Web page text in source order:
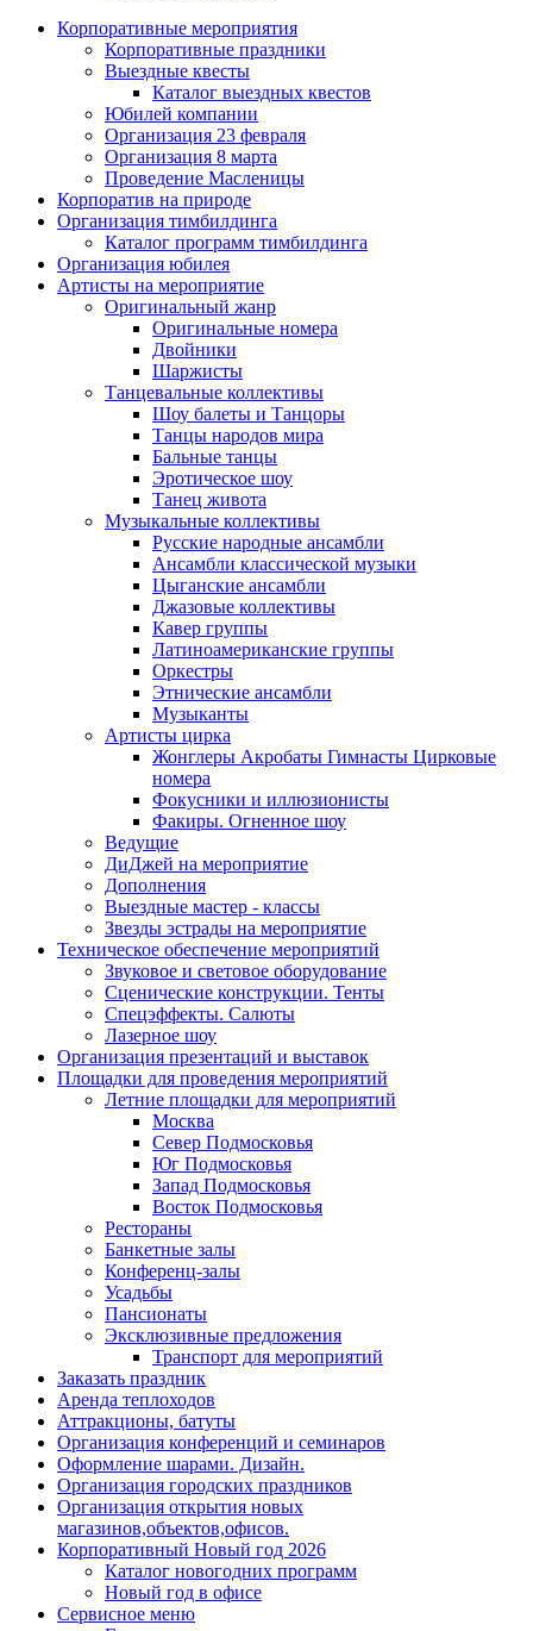
Корпоративные мероприятия
Корпоративные праздники
Выездные квесты
Каталог выездных квестов
Юбилей компании
Организация 23 февраля
Организация 8 марта
Проведение Масленицы
Корпоратив на природе
Организация тимбилдинга
Каталог программ тимбилдинга
Организация юбилея
Артисты на мероприятие
Оригинальный жанр
Оригинальные номера
Двойники
Шаржисты
Танцевальные коллективы
Шоу балеты и Танцоры
Танцы народов мира
Бальные танцы
Эротическое шоу
Танец живота
Музыкальные коллективы
Русские народные ансамбли
Ансамбли классической музыки
Цыганские ансамбли
Джазовые коллективы
Кавер группы
Латиноамериканские группы
Оркестры
Этнические ансамбли
Музыканты
Артисты цирка
Жонглеры Акробаты Гимнасты Цирковые
номера
Фокусники и иллюзионисты
Факиры. Огненное шоу
Ведущие
ДиДжей на мероприятие
Дополнения
Выездные мастер - классы
Звезды эстрады на мероприятие
Техническое обеспечение мероприятий
Звуковое и световое оборудование
Сценические конструкции. Тенты
Спецэффекты. Салюты
Лазерное шоу
Организация презентаций и выставок
Площадки для проведения мероприятий
Летние площадки для мероприятий
Москва
Север Подмосковья
Юг Подмосковья
Запад Подмосковья
Восток Подмосковья
Рестораны
Банкетные залы
Конференц-залы
Усадьбы
Пансионаты
Эксклюзивные предложения
Транспорт для мероприятий
Заказать праздник
Аренда теплоходов
Аттракционы, батуты
Организация конференций и семинаров
Оформление шарами. Дизайн.
Организация городских праздников
Организация открытия новых
магазинов,объектов,офисов.
Корпоративный Новый год 2026
Каталог новогодних программ
Новый год в офисе
Сервисное меню